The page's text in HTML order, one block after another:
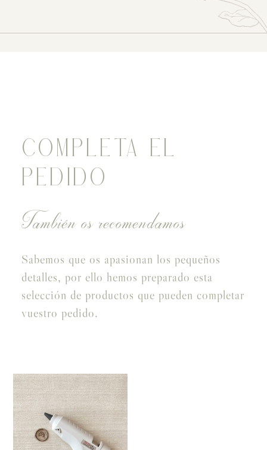
COMPLETA EL
PEDIDO
También os recomendamos
Sabemos que os apasionan los pequeños
detalles, por ello hemos preparado esta
selección de productos que pueden completar
vuestro pedido.